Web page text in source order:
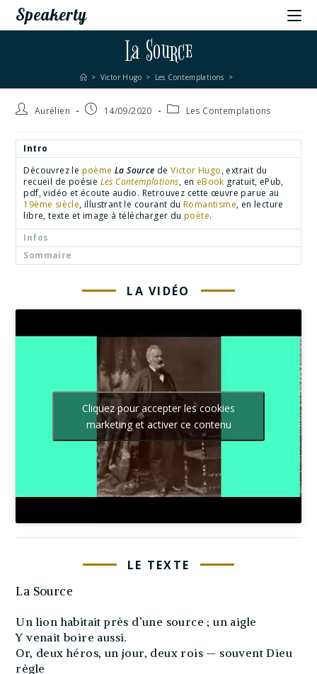
Speakerty
La Source
> Victor Hugo > Les Contemplations >
Aurélien 14/09/2020 Les Contemplations
Intro
Découvrez le poème La Source deVictor Hugo, extrait du
recueil de poésie Les Contemplations, en eBook gratuit, ePub,
pdf, vidéo et écoute audio. Retrouvez cette œuvre parue au
19ème siècle, illustrant le courant duRomantisme, en lecture
libre, texte et image à télécharger dupoète.
Infos
Sommaire
LA VIDÉO
Cliquez pour accepter les cookies
marketing et activer ce contenu
LE TEXTE
La Source
Un lion habitait près d’une source ; un aigle
Y venait boire aussi.
Or, deux héros, un jour, deux rois — souvent Dieu
règle